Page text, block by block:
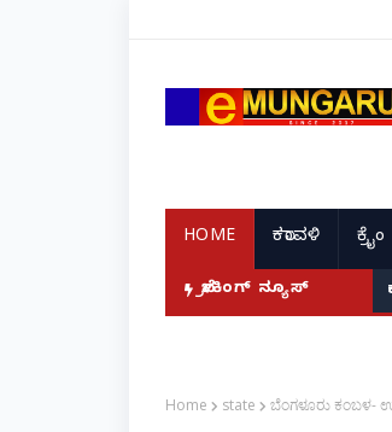
HOME ಕರಾವಳಿ ಕ್ರೈಂ
ಬ್ರೇಕಿಂಗ್ ನ್ಯೂಸ್
Home state ಬೆಂಗಳೂರು